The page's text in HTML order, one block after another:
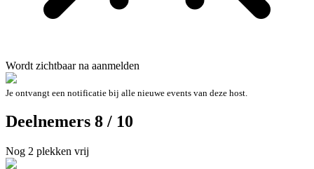
Wordt zichtbaar na aanmelden
Je ontvangt een notificatie bij alle nieuwe events van deze host.
Deelnemers 8 / 10
Nog 2 plekken vrij